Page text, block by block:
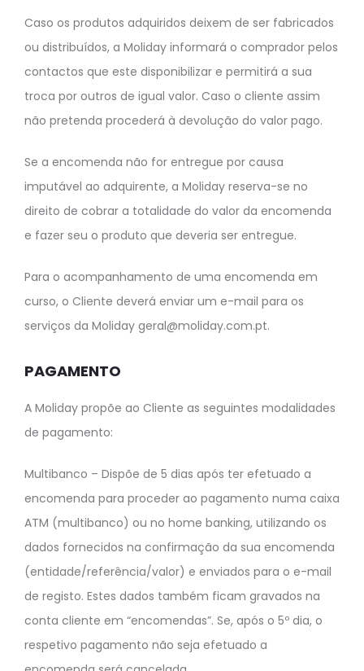
Caso os produtos adquiridos deixem de ser fabricados
ou distribuídos, a Moliday informará o comprador pelos
contactos que este disponibilizar e permitirá a sua
troca por outros de igual valor. Caso o cliente assim
não pretenda procederá à devolução do valor pago.
Se a encomenda não for entregue por causa
imputável ao adquirente, a Moliday reserva-se no
direito de cobrar a totalidade do valor da encomenda
e fazer seu o produto que deveria ser entregue.
Para o acompanhamento de uma encomenda em
curso, o Cliente deverá enviar um e-mail para os
serviços da Moliday geral@moliday.com.pt.
PAGAMENTO
A Moliday propõe ao Cliente as seguintes modalidades
de pagamento:
Multibanco – Dispõe de 5 dias após ter efetuado a
encomenda para proceder ao pagamento numa caixa
ATM (multibanco) ou no home banking, utilizando os
dados fornecidos na confirmação da sua encomenda
(entidade/referência/valor) e enviados para o e-mail
de registo. Estes dados também ficam gravados na
conta cliente em “encomendas”. Se, após o 5º dia, o
respetivo pagamento não seja efetuado a